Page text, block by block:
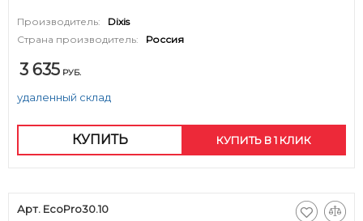
Производитель:
Dixis
Страна производитель:
Россия
3 635 РУБ.
удаленный склад
КУПИТЬ КУПИТЬ В 1 КЛИК
Арт. EcoPro30.10